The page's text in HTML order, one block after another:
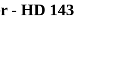
- HD 143